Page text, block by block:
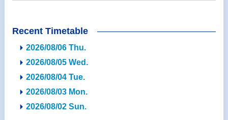
Recent Timetable
2026/08/06 Thu.
2026/08/05 Wed.
2026/08/04 Tue.
2026/08/03 Mon.
2026/08/02 Sun.